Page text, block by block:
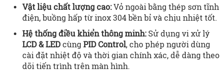
Vật liệu chất lượng cao:Vỏ ngoài bằng thép sơn tĩnh
điện, buồng hấp từ inox 304 bền bỉ và chịu nhiệt tốt.
Hệ thống điều khiển thông minh:Sử dụng vi xử lý
LCD & LEDcùng PID Control, cho phép người dùng
cài đặt nhiệt độ và thời gian chính xác, dễ dàng theo
dõi tiến trình trên màn hình.